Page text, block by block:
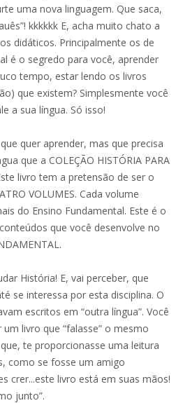
uma nova linguagem. Que saca,
kkkkkk E, acha muito chato a
didáticos. Principalmente os de
é o segredo para você, aprender
tempo, estar lendo os livros
que existem? Simplesmente você
a sua língua. Só isso!
quer aprender, mas que precisa
que a COLEÇÃO HISTÓRIA PARA
livro tem a pretensão de ser o
VOLUMES. Cada volume
do Ensino Fundamental. Este é o
que você desenvolve no
História! E, vai perceber, que
se interessa por esta disciplina. O
escritos em “outra língua”. Você
livro que “falasse” o mesmo
te proporcionasse uma leitura
como se fosse um amigo
crer...este livro está em suas mãos!
junto”.